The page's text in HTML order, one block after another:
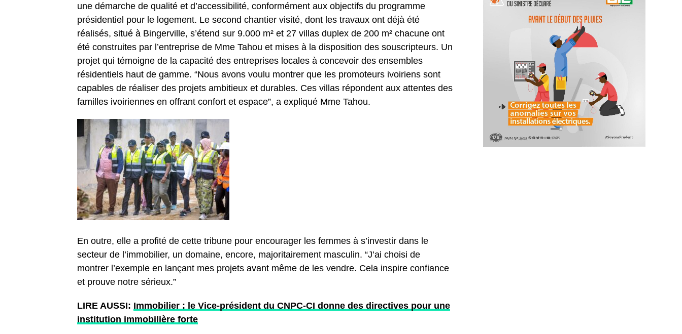
une démarche de qualité et d’accessibilité, conformément aux objectifs du programme
présidentiel pour le logement. Le second chantier visité, dont les travaux ont déjà été
réalisés, situé à Bingerville, s’étend sur 9.000 m² et 27 villas duplex de 200 m² chacune ont
été construites par l’entreprise de Mme Tahou et mises à la disposition des souscripteurs. Un
projet qui témoigne de la capacité des entreprises locales à concevoir des ensembles
résidentiels haut de gamme. “Nous avons voulu montrer que les promoteurs ivoiriens sont
capables de réaliser des projets ambitieux et durables. Ces villas répondent aux attentes des
familles ivoiriennes en offrant confort et espace”, a expliqué Mme Tahou.
En outre, elle a profité de cette tribune pour encourager les femmes à s’investir dans le
secteur de l’immobilier, un domaine, encore, majoritairement masculin. “J’ai choisi de
montrer l’exemple en lançant mes projets avant même de les vendre. Cela inspire confiance
et prouve notre sérieux.”
LIRE AUSSI: Immobilier : le Vice-président du CNPC-CI donne des directives pour une
institution immobilière forte